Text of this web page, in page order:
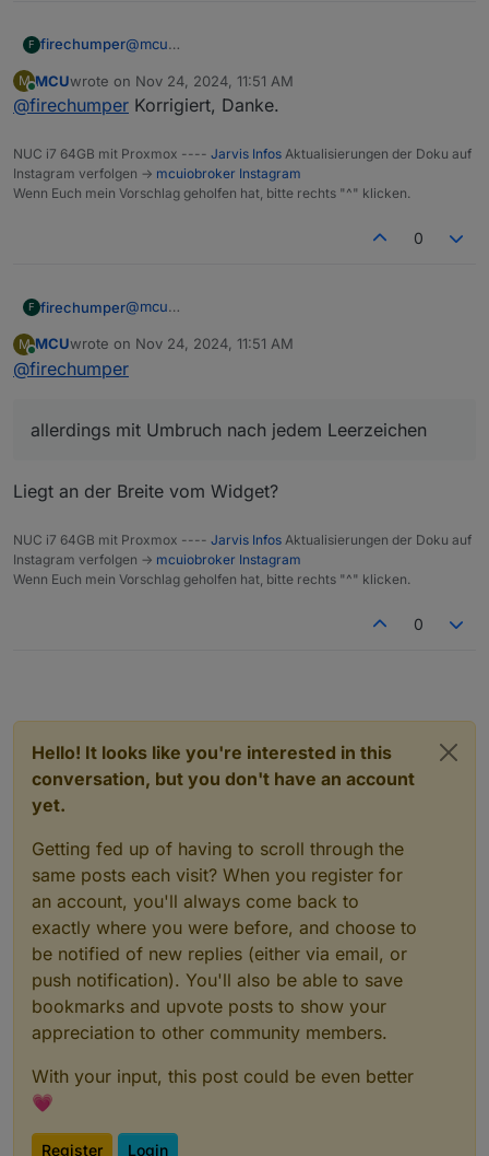
F firechumper@mcu
v3/besonderheiten-v3/styles/.q-card-+-widgets-
id
Hier :-)
M
Online
MCUwrote on Nov 24, 2024, 11:51 AM
last edited by
@firechumper Korrigiert, Danke.
NUC i7 64GB mit Proxmox ---- Jarvis Infos Aktualisierungen der Doku auf
Instagram verfolgen -> mcuiobroker Instagram
Wenn Euch mein Vorschlag geholfen hat, bitte rechts "^" klicken.
0
F firechumper@mcu
v3/besonderheiten-v3/styles/.q-card-+-widgets-
id
Hier :-)
M
Online
MCUwrote on Nov 24, 2024, 11:51 AM
last edited by
@firechumper
allerdings mit Umbruch nach jedem Leerzeichen
Liegt an der Breite vom Widget?
NUC i7 64GB mit Proxmox ---- Jarvis Infos Aktualisierungen der Doku auf
Instagram verfolgen -> mcuiobroker Instagram
Wenn Euch mein Vorschlag geholfen hat, bitte rechts "^" klicken.
0
Hello! It looks like you're interested in this
conversation, but you don't have an account
yet.
Getting fed up of having to scroll through the
same posts each visit? When you register for
an account, you'll always come back to
exactly where you were before, and choose to
be notified of new replies (either via email, or
push notification). You'll also be able to save
bookmarks and upvote posts to show your
appreciation to other community members.
With your input, this post could be even better
💗
Register Login